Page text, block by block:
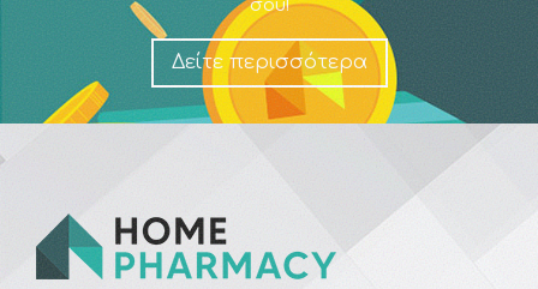
σου!
Δείτε περισσότερα